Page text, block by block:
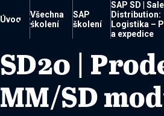

Úvod
Všechna
školení
SAP
školení
SAP SD |
Distribution:
Logistika –
a expedice
SD20 |
MM/SD